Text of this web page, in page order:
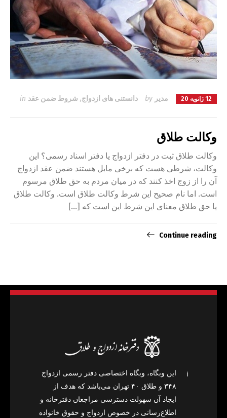
12 ژانویه 20 مدیر دانستنی های ازدواج, شروط ضمن عقد
وکالت طلاق
وکالت طلاق ثبت در دفتر ازدواج یا دفتر اسناد رسمی؟ این
وکالت، شرطی هست که برخی مابل هستند ضمن عقد ازدواج
آن را از زوج اخذ کنند که در میان مردم به حق طلاق مرسوم
است. اما نام صحیح این شرط وکالت طلاق است. وکالت طلاق
یا حق طلاق معنای این شرط این است که […]
Continue reading
ℹ️
این وبگاه، وبگاه اختصاصی دفتر رسمی ازدواج
۳۴۸ و طلاق ۴۰ تهران می‌باشد که هدف از
ایجاد آن سهولت دسترسی مراجعان دفترخانه و
اطلاع‌رسانی در خصوص ازدواج و حقوق خانواده